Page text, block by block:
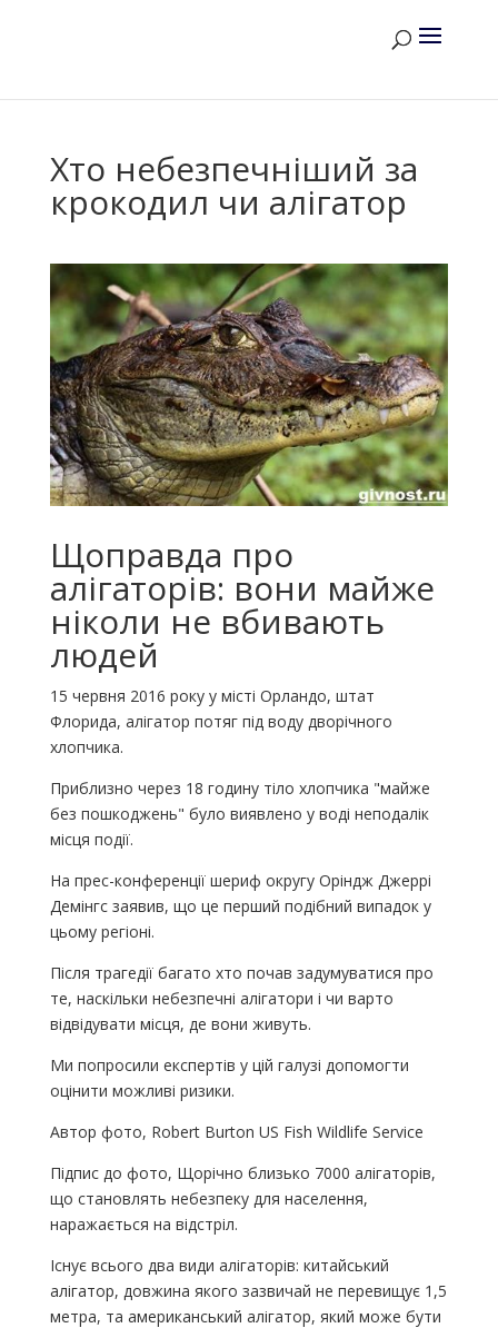
Хто небезпечніший за
крокодил чи алігатор
Щоправда про
алігаторів: вони майже
ніколи не вбивають
людей
15 червня 2016 року у місті Орландо, штат
Флорида, алігатор потяг під воду дворічного
хлопчика.
Приблизно через 18 годину тіло хлопчика "майже
без пошкоджень" було виявлено у воді неподалік
місця події.
На прес-конференції шериф округу Оріндж Джеррі
Демінгс заявив, що це перший подібний випадок у
цьому регіоні.
Після трагедії багато хто почав задумуватися про
те, наскільки небезпечні алігатори і чи варто
відвідувати місця, де вони живуть.
Ми попросили експертів у цій галузі допомогти
оцінити можливі ризики.
Автор фото, Robert Burton US Fish Wildlife Service
Підпис до фото, Щорічно близько 7000 алігаторів,
що становлять небезпеку для населення,
наражається на відстріл.
Існує всього два види алігаторів: китайський
алігатор, довжина якого зазвичай не перевищує 1,5
метра, та американський алігатор, який може бути